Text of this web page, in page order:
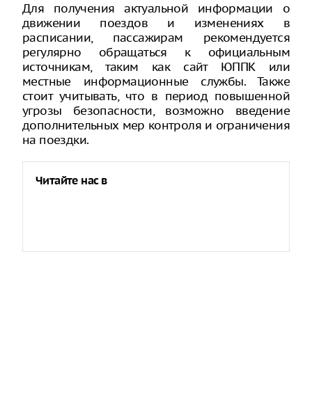
Для получения актуальной информации о
движении поездов и изменениях в
расписании, пассажирам рекомендуется
регулярно обращаться к официальным
источникам, таким как сайт ЮППК или
местные информационные службы. Также
стоит учитывать, что в период повышенной
угрозы безопасности, возможно введение
дополнительных мер контроля и ограничения
на поездки.
Читайте нас в